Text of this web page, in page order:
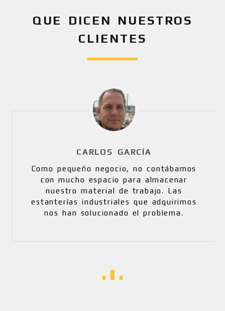
QUE DICEN NUESTROS
CLIENTES
CARLOS GARCÍA
Como pequeño negocio, no contábamos
con mucho espacio para almacenar
nuestro material de trabajo. Las
estanterías industriales que adquirimos
nos han solucionado el problema.